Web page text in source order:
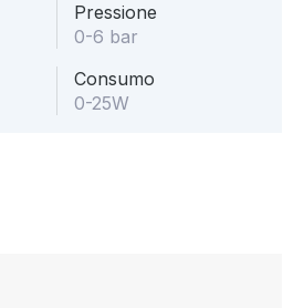
Pressione
0-6 bar
Consumo
0-25W